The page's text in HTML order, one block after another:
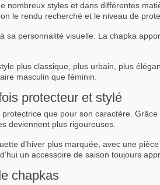
nombreux styles et dans différentes
le rendu recherché et le niveau de
sa personnalité visuelle. La chapka
plus classique, plus urbain, plus
masculin que féminin.
protecteur et stylé
que pour son caractère.
deviennent plus rigoureuses.
d’hiver plus marquée, avec une
un accessoire de saison toujours
chapkas